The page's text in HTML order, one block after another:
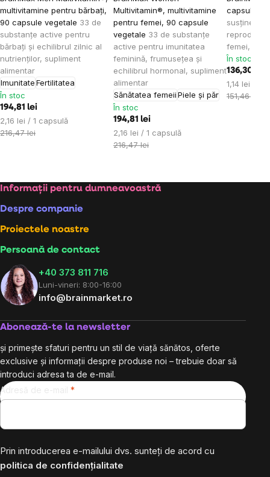
multivitamine pentru bărbați,
90 capsule vegetale 33 de
substanțe active pentru
bărbați și echilibrul zilnic al
nutrienților, supliment
alimentar
ImunitateFertilitatea
În stoc
194,81 lei
Evaluare
preţ:
2,16 lei / 1 capsulă
216,47 lei
Multivitamin®, multivitamine
pentru femei, 90 capsule
vegetale 33 de substanțe
active pentru imunitatea
feminină, frumusețea și
echilibrul hormonal, supliment
alimentar
Sănătatea femeiiPiele și păr
În stoc
194,81 lei
Evaluare
preţ:
2,16 lei / 1 capsulă
216,47 lei
capsule
susținerea
femei,
În stoc
136,30 lei
Evaluare
preţ:
1,14 lei / 1
151,46 lei
Subsol
Informații pentru dumneavoastră
Despre companie
Proiectele noastre
Persoană de contact
+40 373 811 716
Luni-vineri: 8:00-16:00
info@brainmarket.ro
Abonează-te la newsletter
și primește sfaturi pentru un stil de viață sănătos, oferte
exclusive și informații despre produse noi – trebuie doar să
introduci adresa ta de e-mail.
Adresă de e-mail
Prin introducerea e-mailului dvs. sunteți de acord cu
politica de confidențialitate